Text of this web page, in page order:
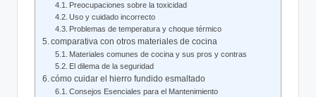
Preocupaciones ⁣sobre la toxicidad
Uso y cuidado incorrecto
Problemas de temperatura y ‌choque térmico
comparativa con otros materiales de cocina
Materiales‌ comunes de cocina y sus pros y contras
El dilema de la seguridad
cómo cuidar el hierro fundido⁣ esmaltado
Consejos Esenciales para⁣ el Mantenimiento